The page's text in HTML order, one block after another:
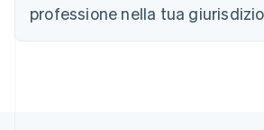
professione nella tua
Croazia
Danimarca